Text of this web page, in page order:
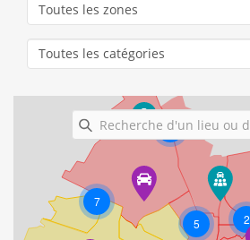
Toutes les zones
Toutes les catégories
2
2
2
2
2
14
5